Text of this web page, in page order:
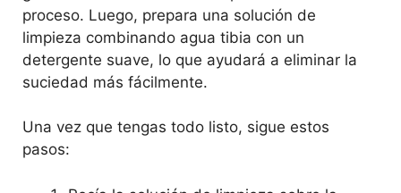
proceso. Luego, prepara una solución de
limpieza combinando agua tibia con un
detergente suave, lo que ayudará a eliminar la
suciedad más fácilmente.
Una vez que tengas todo listo, sigue estos
pasos: